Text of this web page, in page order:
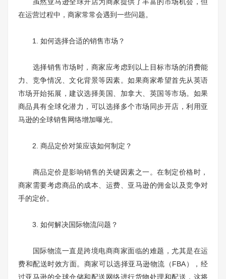
虽然亚马逊全球开店为商家提供了丰富的市场机会，但
在运营过程中，商家常常会遇到一些问题。
1. 如何选择合适的销售市场？
选择销售市场时，商家应考虑到以上目标市场的消费能
力、竞争情况、文化背景等因素。如果商家希望首先从英语
市场开始拓展，建议选择美国、加拿大、英国等市场。如果
商品具有全球化潜力，可以选择多个市场同步开店，利用亚
马逊的全球销售网络增加曝光。
2. 商品定价对策应该如何制定？
商品定价是影响销售的关键因素之一。在制定价格时，
商家需要考虑商品的成本、运费、亚马逊的佣金以及竞争对
手的定价。
3. 如何解决国际物流问题？
国际物流一直是跨境电商商家面临的难题，尤其是在运
费和配送时效方面。商家可以选择亚马逊物流（FBA），经
过亚马逊的全球仓储和配送网络进行货物处理和配送，这将